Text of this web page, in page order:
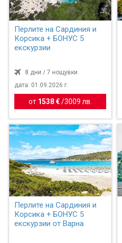
Перлите на Сардиния и
Корсика + БОНУС 5
екскурзии
8 дни / 7 нощувки
дата: 01.09.2026 г.
от 1538 € /3009 лв.
Перлите на Сардиния и
Корсика + БОНУС 5
екскурзии от Варна